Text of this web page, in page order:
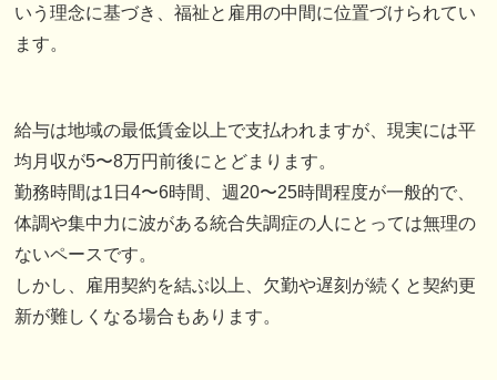
いう理念に基づき、福祉と雇用の中間に位置づけられてい
ます。
給与は地域の最低賃金以上で支払われますが、現実には平
均月収が5〜8万円前後にとどまります。
勤務時間は1日4〜6時間、週20〜25時間程度が一般的で、
体調や集中力に波がある統合失調症の人にとっては無理の
ないペースです。
しかし、雇用契約を結ぶ以上、欠勤や遅刻が続くと契約更
新が難しくなる場合もあります。